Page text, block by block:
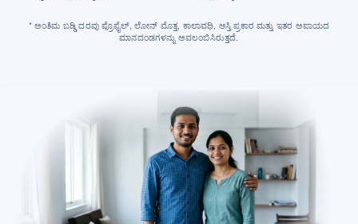
* ಅಂತಿಮ ಬಡ್ಡಿ ದರವು ಪ್ರೊಫೈಲ್, ಲೋನ್ ಮೊತ್ತ, ಕಾಲಾವಧಿ, ಆಸ್ತಿ ಪ್ರಕಾರ ಮತ್ತು ಇತರ ಅಪಾಯದ
ಮಾನದಂಡಗಳನ್ನು ಅವಲಂಬಿಸಿರುತ್ತದೆ.